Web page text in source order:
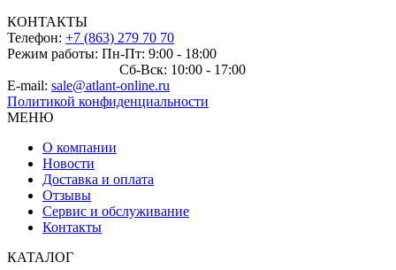
КОНТАКТЫ
Телефон: +7 (863) 279 70 70
Режим работы: Пн-Пт: 9:00 - 18:00
Сб-Вск: 10:00 - 17:00
E-mail: sale@atlant-online.ru
Политикой конфиденциальности
МЕНЮ
О компании
Новости
Доставка и оплата
Отзывы
Сервис и обслуживание
Контакты
КАТАЛОГ